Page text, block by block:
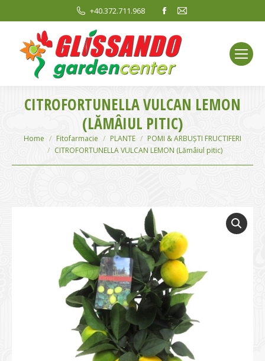
+40.372.711.968
Facebook
opens
in
new
window
Mail
window
CITROFORTUNELLA VULCAN LEMON
(LĂMÂIUL PITIC)
You are here:
Home Fitofarmacie PLANTE
POMI & ARBUȘTI FRUCTIFERI
CITROFORTUNELLA VULCAN LEMON (Lămâiul pitic)